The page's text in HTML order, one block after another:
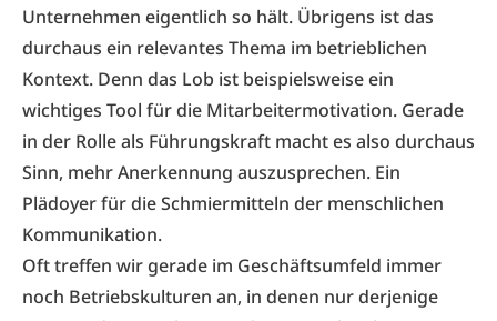
Unternehmen eigentlich so hält. Übrigens ist das
durchaus ein relevantes Thema im betrieblichen
Kontext. Denn das Lob ist beispielsweise ein
wichtiges Tool für die Mitarbeitermotivation. Gerade
in der Rolle als Führungskraft macht es also durchaus
Sinn, mehr Anerkennung auszusprechen. Ein
Plädoyer für die Schmiermitteln der menschlichen
Kommunikation.
Oft treffen wir gerade im Geschäftsumfeld immer
noch Betriebskulturen an, in denen nur derjenige